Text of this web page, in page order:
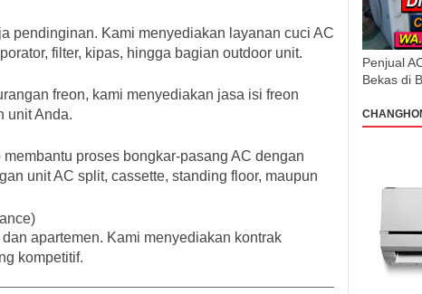
pendinginan. Kami menyediakan layanan cuci AC
filter, kipas, hingga bagian outdoor unit.
freon, kami menyediakan jasa isi freon
unit Anda.
proses bongkar-pasang AC dengan
unit AC split, cassette, standing floor, maupun
apartemen. Kami menyediakan kontrak
kompetitif.
Penjual
Bekas di